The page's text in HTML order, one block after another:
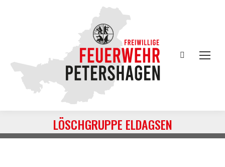
Search:
LÖSCHGRUPPE ELDAGSEN
Sie befinden sich hier: